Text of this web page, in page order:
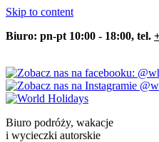
Skip to content
Biuro: pn-pt 10:00 - 18:00, tel.
Biuro podróży, wakacje
i wycieczki autorskie